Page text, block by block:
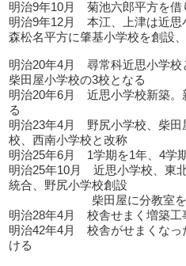
明治9年10月 菊池六郎平方を借
明治9年12月 本江、上津は近思
森松名平方に肇基小学校を創設
明治20年4月 尋常科近思小学校
柴田屋小学校の3校となる
明治20年6月 近思小学校新築。
る
明治23年4月 野尻小学校、柴田
校、西南小学校と改称
明治25年6月 1学期を1年、4学
明治25年10月 近思小学校、東
統合、野尻小学校創設
柴田屋に分教室をおく
明治28年4月 校舎せまく増築工
明治42年4月 校舎がせまくなっ
ける